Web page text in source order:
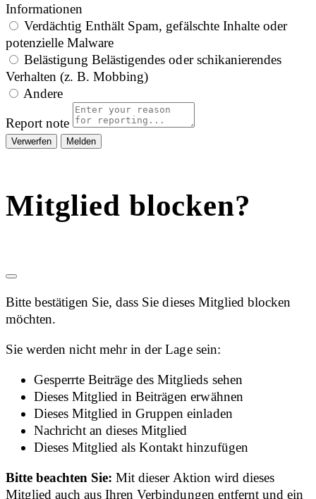
Informationen
Verdächtig Enthält Spam, gefälschte Inhalte oder
potenzielle Malware
Belästigung Belästigendes oder schikanierendes
Verhalten (z. B. Mobbing)
Andere
Report note
Melden
Mitglied blocken?
Bitte bestätigen Sie, dass Sie dieses Mitglied blocken
möchten.
Sie werden nicht mehr in der Lage sein:
Gesperrte Beiträge des Mitglieds sehen
Dieses Mitglied in Beiträgen erwähnen
Dieses Mitglied in Gruppen einladen
Nachricht an dieses Mitglied
Dieses Mitglied als Kontakt hinzufügen
Bitte beachten Sie:Mit dieser Aktion wird dieses
Mitglied auch aus Ihren Verbindungen entfernt und ein